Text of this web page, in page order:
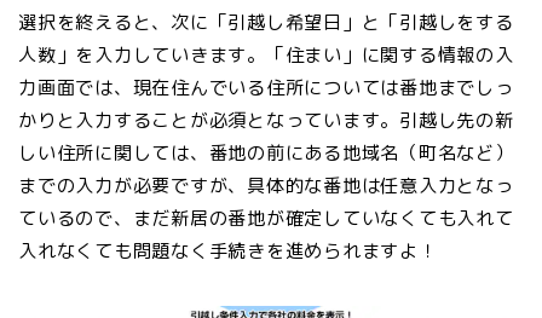
選択を終えると、次に「引越し希望日」と「引越しをする
人数」を入力していきます。「住まい」に関する情報の入
力画面では、現在住んでいる住所については番地までしっ
かりと入力することが必須となっています。引越し先の新
しい住所に関しては、番地の前にある地域名（町名など）
までの入力が必要ですが、具体的な番地は任意入力となっ
ているので、まだ新居の番地が確定していなくても入れて
入れなくても問題なく手続きを進められますよ！